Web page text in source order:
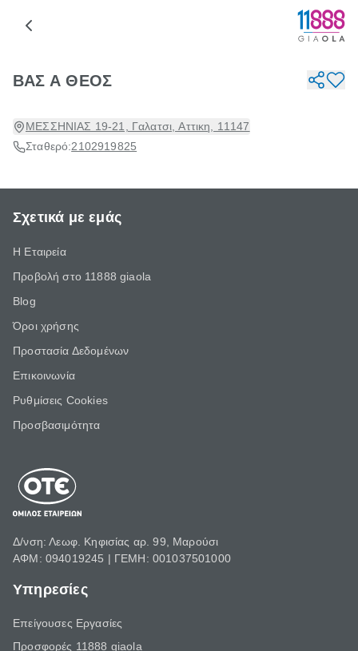
ΒΑΣ Α ΘΕΟΣ
ΜΕΣΣΗΝΙΑΣ 19-21, Γαλατσι, Αττικη, 11147
Σταθερό:2102919825
Σχετικά με εμάς
Η Εταιρεία
Προβολή στο 11888 giaola
Blog
Όροι χρήσης
Προστασία Δεδομένων
Επικοινωνία
Ρυθμίσεις Cookies
Προσβασιμότητα
Δ/νση: Λεωφ. Κηφισίας αρ. 99, Μαρούσι
ΑΦΜ: 094019245 | ΓΕΜΗ: 001037501000
Υπηρεσίες
Επείγουσες Εργασίες
Προσφορές 11888 giaola